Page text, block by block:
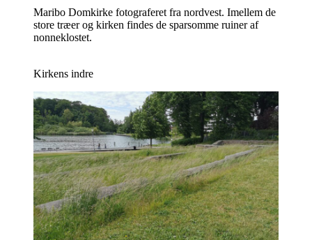
Maribo Domkirke fotograferet fra nordvest. Imellem de
store træer og kirken findes de sparsomme ruiner af
nonneklostet.
Kirkens indre